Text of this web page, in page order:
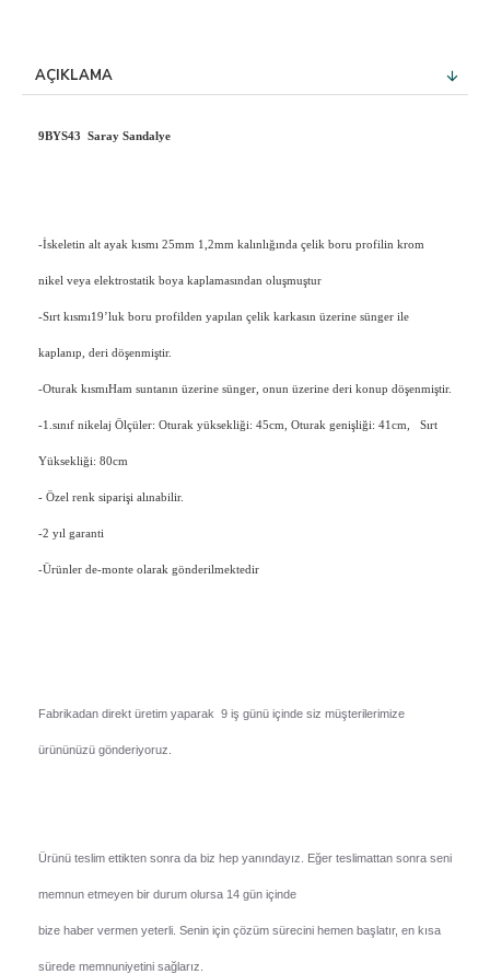
AÇIKLAMA
9BYS43 Saray Sandalye
-İskeletin alt ayak kısmı 25mm 1,2mm kalınlığında çelik boru profilin krom
nikel veya elektrostatik boya kaplamasından oluşmuştur
-Sırt kısmı19’luk boru profilden yapılan çelik karkasın üzerine sünger ile
kaplanıp, deri döşenmiştir.
-Oturak kısmıHam suntanın üzerine sünger, onun üzerine deri konup döşenmiştir.
-1.sınıf nikelaj Ölçüler: Oturak yüksekliği: 45cm, Oturak genişliği: 41cm, Sırt
Yüksekliği: 80cm
- Özel renk siparişi alınabilir.
-2 yıl garanti
-Ürünler de-monte olarak gönderilmektedir
Fabrikadan direkt üretim yaparak 9 iş günü içinde siz müşterilerimize
ürününüzü gönderiyoruz.
Ürünü teslim ettikten sonra da biz hep yanındayız. Eğer teslimattan sonra seni
memnun etmeyen bir durum olursa 14 gün içinde
bize haber vermen yeterli. Senin için çözüm sürecini hemen başlatır, en kısa
sürede memnuniyetini sağlarız.